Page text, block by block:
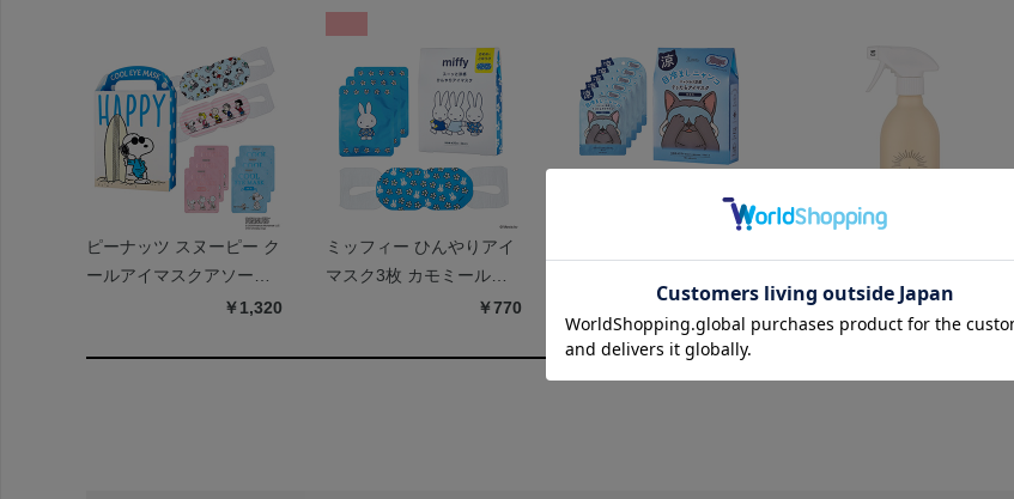
ピーナッツ スヌーピー ク
ールアイマスクアソート
￥1,320
ミッフィー ひんやりアイ
マスク3枚 カモミールの
￥770
ーブ 400mL